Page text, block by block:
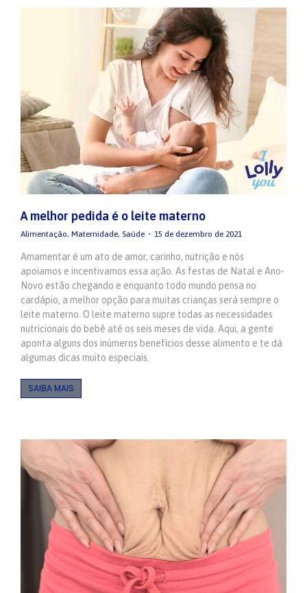
A melhor pedida é o leite materno
Alimentação, Maternidade, Saúde 15 de dezembro de 2021
Amamentar é um ato de amor, carinho, nutrição e nós
apoiamos e incentivamos essa ação. As festas de Natal e Ano-
Novo estão chegando e enquanto todo mundo pensa no
cardápio, a melhor opção para muitas crianças será sempre o
leite materno. O leite materno supre todas as necessidades
nutricionais do bebê até os seis meses de vida. Aqui, a gente
aponta alguns dos inúmeros benefícios desse alimento e te dá
algumas dicas muito especiais.
SAIBA MAIS